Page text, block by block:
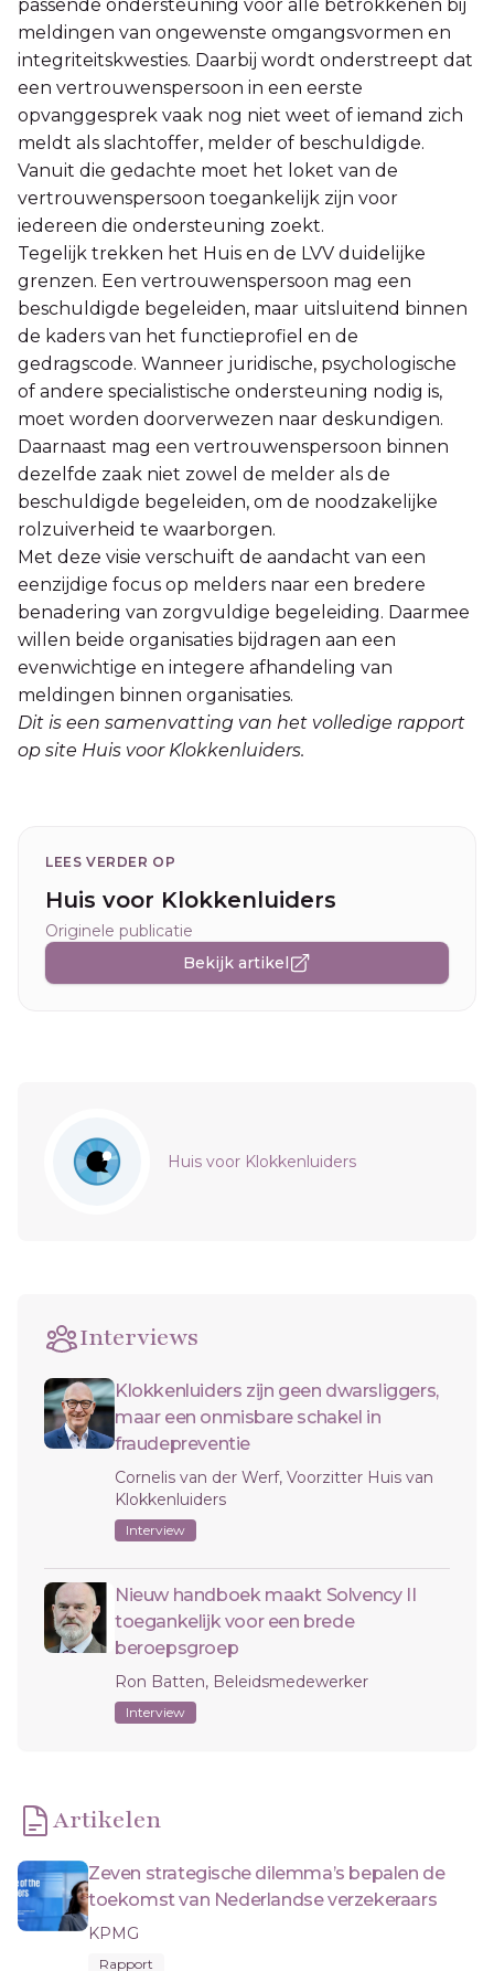
passende ondersteuning voor alle betrokkenen bij
meldingen van ongewenste omgangsvormen en
integriteitskwesties. Daarbij wordt onderstreept dat
een vertrouwenspersoon in een eerste
opvanggesprek vaak nog niet weet of iemand zich
meldt als slachtoffer, melder of beschuldigde.
Vanuit die gedachte moet het loket van de
vertrouwenspersoon toegankelijk zijn voor
iedereen die ondersteuning zoekt.
Tegelijk trekken het Huis en de LVV duidelijke
grenzen. Een vertrouwenspersoon mag een
beschuldigde begeleiden, maar uitsluitend binnen
de kaders van het functieprofiel en de
gedragscode. Wanneer juridische, psychologische
of andere specialistische ondersteuning nodig is,
moet worden doorverwezen naar deskundigen.
Daarnaast mag een vertrouwenspersoon binnen
dezelfde zaak niet zowel de melder als de
beschuldigde begeleiden, om de noodzakelijke
rolzuiverheid te waarborgen.
Met deze visie verschuift de aandacht van een
eenzijdige focus op melders naar een bredere
benadering van zorgvuldige begeleiding. Daarmee
willen beide organisaties bijdragen aan een
evenwichtige en integere afhandeling van
meldingen binnen organisaties.
Dit is een samenvatting van het volledige rapport
op site Huis voor Klokkenluiders.
LEES VERDER OP
Huis voor Klokkenluiders
Originele publicatie
Bekijk artikel
Huis voor Klokkenluiders
Interviews
Klokkenluiders zijn geen dwarsliggers,
maar een onmisbare schakel in
fraudepreventie
Cornelis van der Werf, Voorzitter Huis van
Klokkenluiders
Interview
Nieuw handboek maakt Solvency II
toegankelijk voor een brede
beroepsgroep
Ron Batten, Beleidsmedewerker
Interview
Artikelen
Zeven strategische dilemma’s bepalen de
toekomst van Nederlandse verzekeraars
KPMG
Rapport